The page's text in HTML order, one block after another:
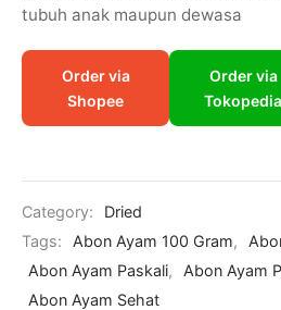
tubuh anak maupun dewasa
Order via
Shopee
Order via
Tokopedia
Category:
Dried
Tags:
Abon Ayam 100 Gram,
Abon Ayam Paskali, Abon Ayam
Abon Ayam Sehat